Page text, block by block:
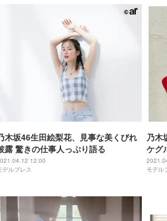
木坂46生田絵梨花、見事な美くびれ
露 驚きの仕事人っぷり語る
12:00
デルプレス
乃木
ケグ
イド
モデル